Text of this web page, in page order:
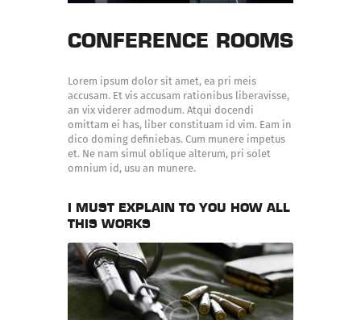
CONFERENCE ROOMS
Lorem ipsum dolor sit amet, ea pri meis
accusam. Et vis accusam rationibus liberavisse,
an vix viderer admodum. Atqui docendi
omittam ei has, liber constituam id vim. Eam in
dico doming definiebas. Cum munere impetus
et. Ne nam simul oblique alterum, pri solet
omnium id, usu an munere.
I MUST EXPLAIN TO YOU HOW ALL
THIS WORKS